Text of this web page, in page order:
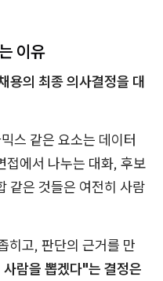
이유
용의 최종 의사결정을 대
스 같은 요소는 데이터
접에서 나누는 대화, 후보
같은 것들은 여전히 사람
히고, 판단의 근거를 만
사람을 뽑겠다"는 결정은